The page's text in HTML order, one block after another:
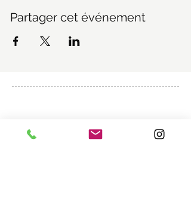
Partager cet événement